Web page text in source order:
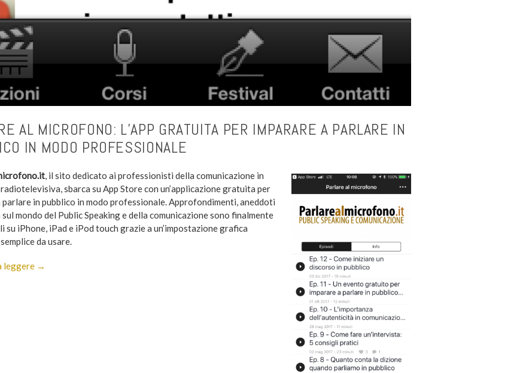
AL MICROFONO: L’APP GRATUITA PER IMPARARE A PARLARE IN
IN MODO PROFESSIONALE
, il sito dedicato ai professionisti della comunicazione in
sbarca su App Store con un’applicazione gratuita per
parlare in pubblico in modo professionale. Approfondimenti, aneddoti
mondo del Public Speaking e della comunicazione sono finalmente
su iPhone, iPad e iPod touch grazie a un’impostazione grafica
da usare.
leggere →